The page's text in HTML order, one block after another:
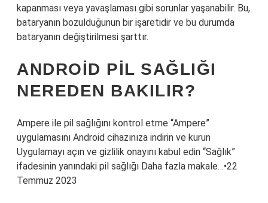
kapanması veya yavaşlaması gibi sorunlar yaşanabilir. Bu,
bataryanın bozulduğunun bir işaretidir ve bu durumda
bataryanın değiştirilmesi şarttır.
ANDROID PIL SAĞLIĞI
NEREDEN BAKILIR?
Ampere ile pil sağlığını kontrol etme “Ampere”
uygulamasını Android cihazınıza indirin ve kurun
Uygulamayı açın ve gizlilik onayını kabul edin “Sağlık”
ifadesinin yanındaki pil sağlığı Daha fazla makale…•22
Temmuz 2023